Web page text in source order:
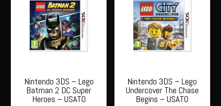
Nintendo 3DS – Lego
Batman 2 DC Super
Heroes – USATO
Nintendo 3DS – Lego
Undercover The Chase
Begins – USATO